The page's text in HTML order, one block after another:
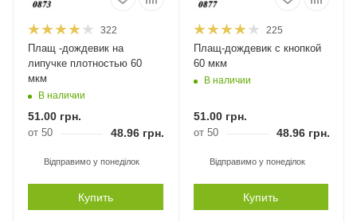
322
Плащ -дождевик на
липучке плотностью 60
мкм
В наличии
51.00 грн.
от 50 48.96 грн.
Відправимо у понеділок
Купить
225
Плащ-дождевик с кнопкой
60 мкм
В наличии
51.00грн.
от 50 48.96грн.
Відправимо у понеділок
Купить